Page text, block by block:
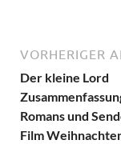
VORHERIGER
Der kleine Lord
Romans und
Film